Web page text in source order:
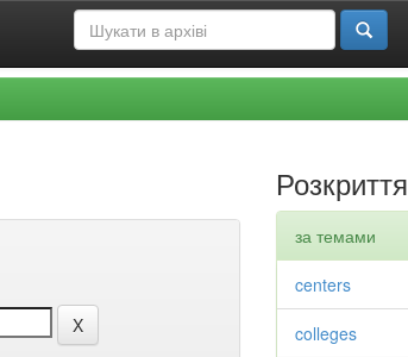
Розкриття
за темами
centers
colleges